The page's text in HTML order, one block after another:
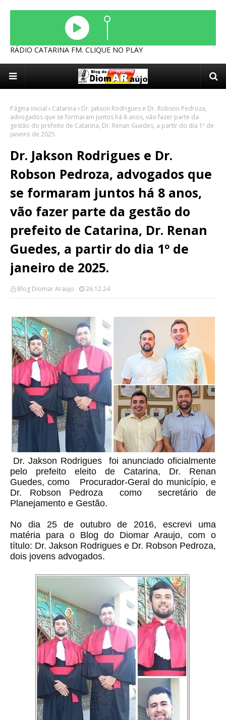
RÁDIO CATARINA FM. CLIQUE NO PLAY
Página inicial Catarina
Dr. Jakson Rodrigues e Dr. Robson Pedroza,
advogados que se formaram juntos há 8 anos, vão fazer parte da
gestão do prefeito de Catarina, Dr. Renan Guedes, a partir do dia 1º de
janeiro de 2025.
Dr. Jakson Rodrigues e Dr.
Robson Pedroza, advogados que
se formaram juntos há 8 anos,
vão fazer parte da gestão do
prefeito de Catarina, Dr. Renan
Guedes, a partir do dia 1º de
janeiro de 2025.
Blog Diomar Araujo 26.12.24
Dr. Jakson Rodrigues foi anunciado oficialmente
pelo prefeito eleito de Catarina, Dr. Renan
Guedes, como Procurador-Geral do município, e
Dr. Robson Pedroza como secretário de
Planejamento e Gestão.
No dia 25 de outubro de 2016, escrevi uma
matéria para o Blog do Diomar Araujo, com o
título: Dr. Jakson Rodrigues e Dr. Robson Pedroza,
dois jovens advogados.